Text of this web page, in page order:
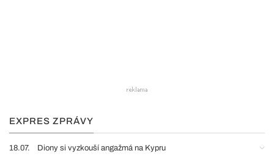
EXPRES ZPRÁVY
18.07. Diony si vyzkouší angažmá na Kypru